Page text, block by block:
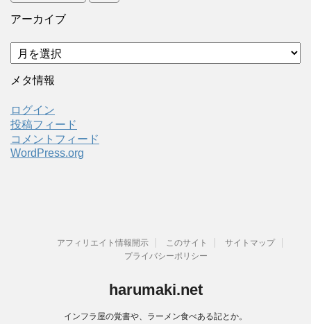
アーカイブ
ア
ー
カ
ブ
メタ情報
ログイン
投稿フィード
コメントフィード
WordPress.org
アフィリエイト情報開示 このサイト
サイトマップ
プライバシーポリシー
harumaki.net
インフラ屋の覚書や、ラーメン食べある記とか。